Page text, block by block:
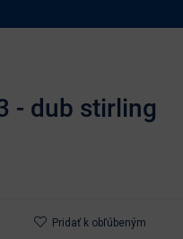
- dub stirling
Pridať k obľúbeným